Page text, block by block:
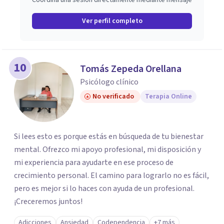
Ver perfil completo
10 Tomás Zepeda Orellana
Psicólogo clínico
No verificado Terapia Online
Si lees esto es porque estás en búsqueda de tu bienestar
mental. Ofrezco mi apoyo profesional, mi disposición y
mi experiencia para ayudarte en ese proceso de
crecimiento personal. El camino para lograrlo no es fácil,
pero es mejor si lo haces con ayuda de un profesional.
¡Creceremos juntos!